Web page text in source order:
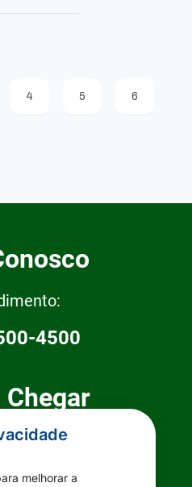
4 5 6
4500
Chegar
de Primavera do
melhorar a